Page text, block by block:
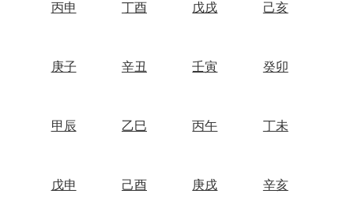
丙申 丁酉 戊戌 己亥
庚子 辛丑 壬寅 癸卯
甲辰 乙巳 丙午 丁未
戊申 己酉 庚戌 辛亥